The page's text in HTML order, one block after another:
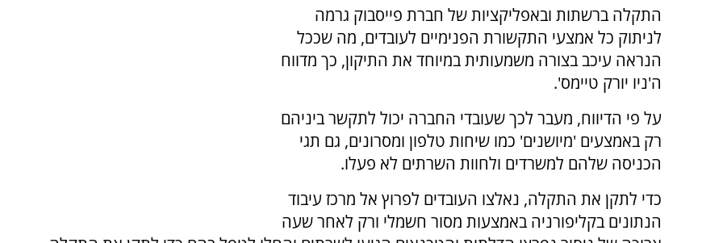
התקלה ברשתות ובאפליקציות של חברת פייסבוק גרמה
לניתוק כל אמצעי התקשורת הפנימיים לעובדים, מה שככל
הנראה עיכב בצורה משמעותית במיוחד את התיקון, כך מדווח
ה'ניו יורק טיימס'.
על פי הדיווח, מעבר לכך שעובדי החברה יכול לתקשר ביניהם
רק באמצעים 'מיושנים' כמו שיחות טלפון ומסרונים, גם תגי
הכניסה שלהם למשרדים ולחוות השרתים לא פעלו.
כדי לתקן את התקלה, נאלצו העובדים לפרוץ אל מרכז עיבוד
הנתונים בקליפורניה באמצעות מסור חשמלי ורק לאחר שעה